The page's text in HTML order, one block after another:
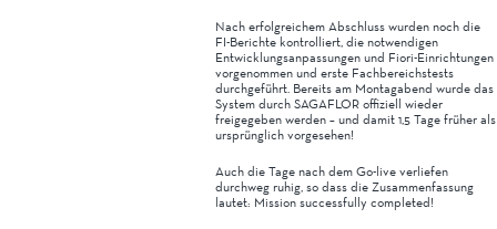
Nach erfolgreichem Abschluss wurden noch die
FI-Berichte kontrolliert, die notwendigen
Entwicklungsanpassungen und Fiori-Einrichtungen
vorgenommen und erste Fachbereichstests
durchgeführt. Bereits am Montagabend wurde das
System durch SAGAFLOR offiziell wieder
freigegeben werden – und damit 1,5 Tage früher als
ursprünglich vorgesehen!
Auch die Tage nach dem Go-live verliefen
durchweg ruhig, so dass die Zusammenfassung
lautet: Mission successfully completed!